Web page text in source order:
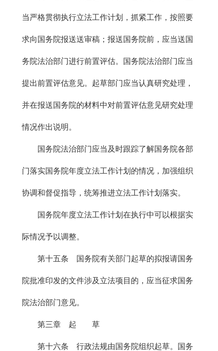
当严格贯彻执行立法工作计划，抓紧工作，按照要
求向国务院报送送审稿；报送国务院前，应当送国
务院法治部门进行前置评估。国务院法治部门应当
提出前置评估意见。起草部门应当认真研究处理，
并在报送国务院的材料中对前置评估意见研究处理
情况作出说明。
国务院法治部门应当及时跟踪了解国务院各部
门落实国务院年度立法工作计划的情况，加强组织
协调和督促指导，统筹推进立法工作计划落实。
国务院年度立法工作计划在执行中可以根据实
际情况予以调整。
第十五条 国务院有关部门起草的拟报请国务
院批准印发的文件涉及立法项目的，应当征求国务
院法治部门意见。
第三章 起 草
第十六条 行政法规由国务院组织起草。国务